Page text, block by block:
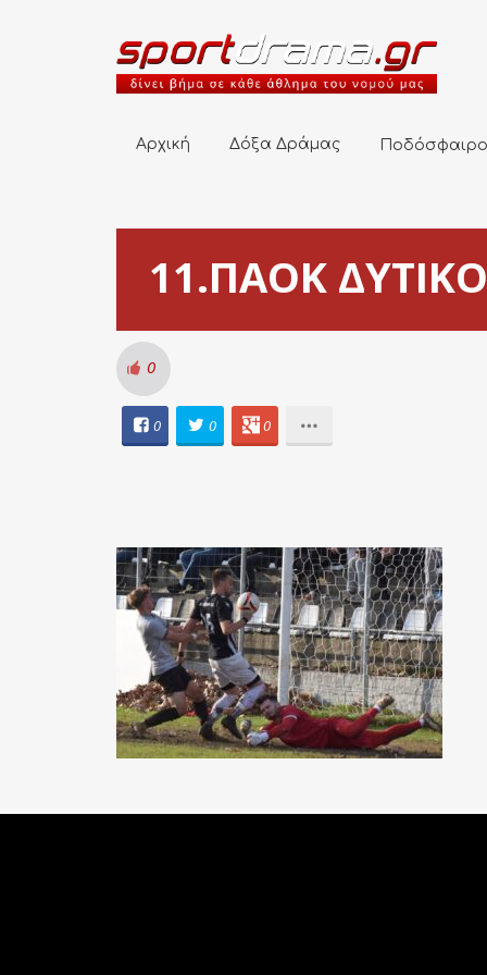
Αρχική Δόξα Δράμας Ποδόσφαιρο
11.ΠΑΟΚ
0
0 0 0